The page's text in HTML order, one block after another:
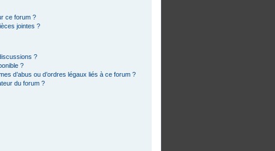
ce forum ?
jointes ?
?
?
d’abus ou d’ordres légaux liés à ce forum ?
du forum ?